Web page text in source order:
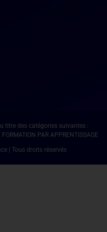
titre des catégories suivantes :
PAR APPRENTISSAGE
| Tous droits réservés